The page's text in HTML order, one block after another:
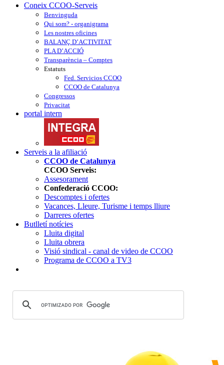
Coneix CCOO-Serveis
Benvinguda
Qui som? - organigrama
Les nostres oficines
BALANÇ D’ACTIVITAT
PLA D’ACCIÓ
Transparència – Comptes
Estatuts
Fed. Servicios CCOO
CCOO de Catalunya
Congressos
Privacitat
portal intern
Serveis a la afiliació
CCOO de Catalunya
CCOO Serveis:
Assesorament
Confederació CCOO:
Descomptes i ofertes
Vacances, Lleure, Turisme i temps lliure
Darreres ofertes
Butlletí notícies
Lluita digital
Lluita obrera
Visió sindical - canal de video de CCOO
Programa de CCOO a TV3